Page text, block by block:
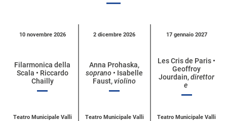
Calendario
categoria
10 novembre 2026
Filarmonica della
Scala • Riccardo
Chailly
Teatro Municipale Valli
2 dicembre 2026
Anna Prohaska,
soprano • Isabelle
Faust,violino
Teatro Municipale Valli
17 gennaio 2027
Les Cris de Paris •
Geoffroy
Jourdain,direttor
e
Teatro Municipale Valli